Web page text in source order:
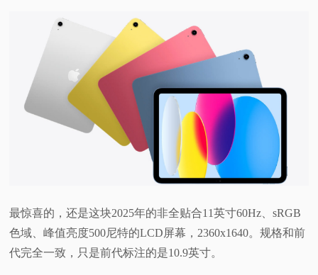
最惊喜的，还是这块2025年的非全贴合11英寸60Hz、sRGB
色域、峰值亮度500尼特的LCD屏幕，2360x1640。规格和前
代完全一致，只是前代标注的是10.9英寸。